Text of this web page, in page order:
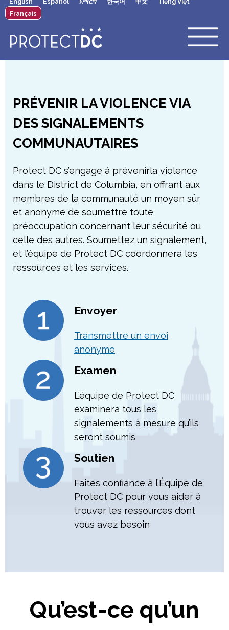
Skip to main content
English Español አማርኛ 한국어 中文
Tiếng Việt
Français
PRÉVENIR LA VIOLENCE VIA
DES SIGNALEMENTS
COMMUNAUTAIRES
Protect DC s’engage à prévenirla violence
dans le District de Columbia, en offrant aux
membres de la communauté un moyen sûr
et anonyme de soumettre toute
préoccupation concernant leur sécurité ou
celle des autres. Soumettez un signalement,
et l’équipe de Protect DC coordonnera les
ressources et les services.
Envoyer
Transmettre un envoi
anonyme
Examen
L’équipe de Protect DC
examinera tous les
signalements à mesure qu’ils
seront soumis
Soutien
Faites confiance à l’Équipe de
Protect DC pour vous aider à
trouver les ressources dont
vous avez besoin
Qu’est-ce qu’un